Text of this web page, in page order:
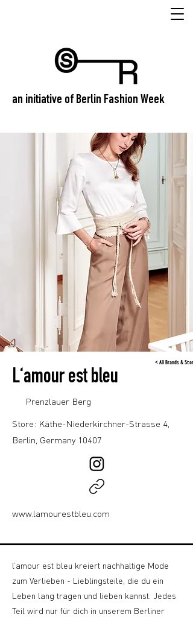
an initiative of Berlin Fashion Week
< All Brands &
L‘amour est bleu
Prenzlauer Berg
Store: Käthe-Niederkirchner-Strasse 4,
Berlin, Germany 10407
www.lamourestbleu.com
l’amour est bleu kreiert nachhaltige Mode
zum Verlieben - Lieblingsteile, die du ein
Leben lang tragen und lieben kannst. Jedes
Teil wird nur für dich in unserem Berliner